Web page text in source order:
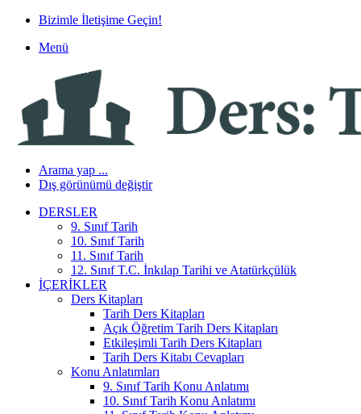
Bizimle İletişime Geçin!
Menü
Arama yap ...
Dış görünümü değiştir
DERSLER
9. Sınıf Tarih
10. Sınıf Tarih
11. Sınıf Tarih
12. Sınıf T.C. İnkılap Tarihi ve Atatürkçülük
İÇERIKLER
Ders Kitapları
Tarih Ders Kitapları
Açık Öğretim Tarih Ders Kitapları
Etkileşimli Tarih Ders Kitapları
Tarih Ders Kitabı Cevapları
Konu Anlatımları
9. Sınıf Tarih Konu Anlatımı
10. Sınıf Tarih Konu Anlatımı